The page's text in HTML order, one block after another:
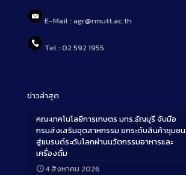
E-Mail : agr@rmutt.ac.th
Tel : 02 592 1955
ข่าวล่าสุด
คณะเทคโนโลยีการเกษตร มทร.ธัญบุรี จับมือ
กรมส่งเสริมอุตสาหกรรม ยกระดับสินค้าชุมชน
สู่แบรนด์ระดับโลกผ่านนวัตกรรมอาหารและ
เครื่องดื่ม
4 สิงหาคม 2026